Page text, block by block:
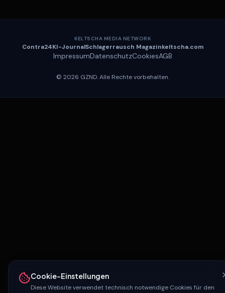
KELTSCHA MEDIA NETWORK
Contra24KI-JournalSchlagerrausch Magazinkeltscha.com
ImpressumDatenschutzCookiesAGB
© 2026 GZND. Alle Rechte vorbehalten.
Cookie-Einstellungen
Diese Website verwendet technisch notwendige Cookies für den